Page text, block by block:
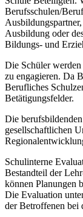
Berufsschulen/
Ausbildung oder
Bildungs- und
Die Schüler
zu engagieren. Da
Berufliches
Betätigungsfelder.
Die
gesellschaftlichen
Schulinterne
Bestandteil der
können Planungen
Die Evaluation
der Betroffenen bei